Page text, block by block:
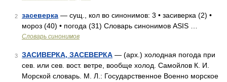
2 засеверка — сущ., кол во синонимов: 3 • засиверка (2) •
мороз (40) • погода (31) Словарь синонимов ASIS …
Словарь синонимов
3 ЗАСИВЕРКА, ЗАСЕВЕРКА — (арх.) холодная погода при
сев. или сев. вост. ветре, вообще холод. Самойлов К. И.
Морской словарь. М. Л.: Государственное Военно морское